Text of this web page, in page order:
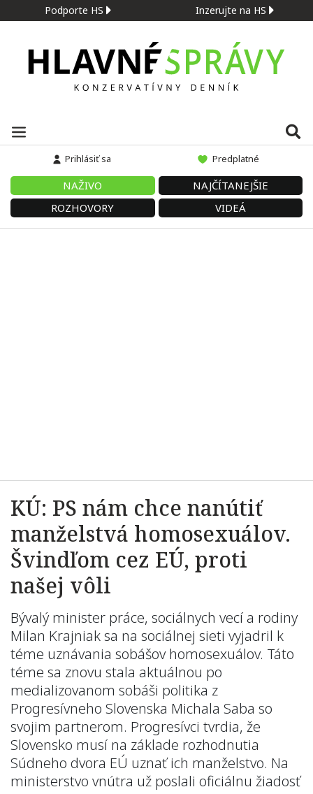
Podporte HS Inzerujte na HS
Prihlásiť sa Predplatné
NAŽIVO
NAJČÍTANEJŠIE
ROZHOVORY
VIDEÁ
KÚ: PS nám chce nanútiť
manželstvá homosexuálov.
Švindľom cez EÚ, proti
našej vôli
Bývalý minister práce, sociálnych vecí a rodiny
Milan Krajniak sa na sociálnej sieti vyjadril k
téme uznávania sobášov homosexuálov. Táto
téme sa znovu stala aktuálnou po
medializovanom sobáši politika z
Progresívneho Slovenska Michala Saba so
svojim partnerom. Progresívci tvrdia, že
Slovensko musí na základe rozhodnutia
Súdneho dvora EÚ uznať ich manželstvo. Na
ministerstvo vnútra už poslali oficiálnu žiadosť